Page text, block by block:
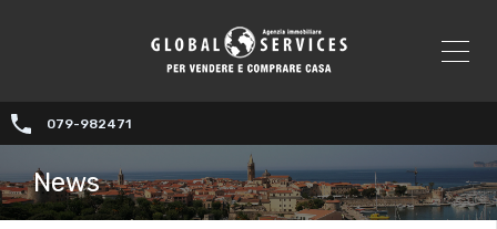
079-982471
News